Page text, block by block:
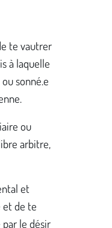
te vautrer
à laquelle
sonné.e
ou
arbitre,
et
et de te
le désir